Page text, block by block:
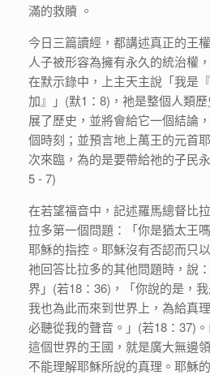
滿的救贖 。
今日三篇讀經，都講述真正的王
人子被形容為擁有永久的統治權
在默示錄中，上主天主說「我是
加』」(默1：8)，祂是整個人類
展了歷史，並將會給它一個結論
個時刻；並預言地上萬王的元首
次來臨，為的是要帶給祂的子民
5 - 7)
在若望福音中，記述羅馬總督比
拉多第一個問題：「你是猶太王
耶穌的指控。耶穌沒有否認而只
祂回答比拉多的其他問題時，說
界」(若18：36)，「你說的是，
我也為此而來到世界上，為給真
必聽從我的聲音。」(若18：37)
這個世界的王國，就是廣大無邊
不能理解耶穌所說的真理。耶穌